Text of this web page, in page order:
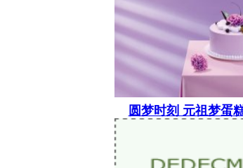
11月22日，佐大狮在南京
狮餐饮学院负责人吴明、
圆梦时刻 元祖梦蛋
翻翻日历，2019年悄然
愿望吗?现在已经实现的